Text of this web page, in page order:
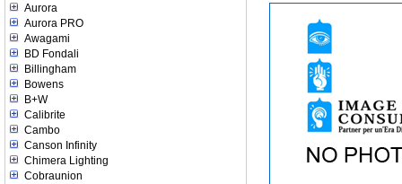
Aurora
Aurora PRO
Awagami
BD Fondali
Billingham
Bowens
B+W
Calibrite
Cambo
Canson Infinity
Chimera Lighting
Cobraunion